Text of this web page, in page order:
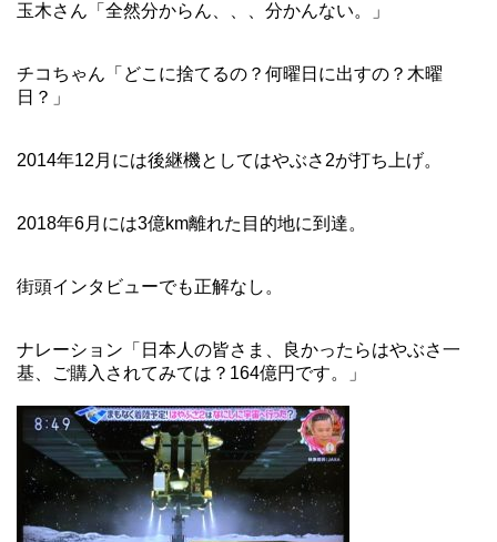
玉木さん「全然分からん、、、分かんない。」
チコちゃん「どこに捨てるの？何曜日に出すの？木曜
日？」
2014年12月には後継機としてはやぶさ2が打ち上げ。
2018年6月には3億km離れた目的地に到達。
街頭インタビューでも正解なし。
ナレーション「日本人の皆さま、良かったらはやぶさ一
基、ご購入されてみては？164億円です。」